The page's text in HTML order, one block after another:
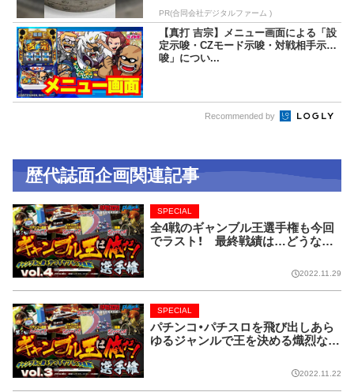
PR(合同会社デジタルファーム )
【真打 吉宗】メニュー画面による「設
定示唆・CZモード示唆・対戦相手示
唆」につい...
Recommended by
歴代誌面企画関連記事
全4戦のギャンブル王選手権も今回
でラスト！ 最終戦績は…どうな
SPECIAL
2022.11.29
パチンコ・パチスロを飛び出しあら
ゆるジャンルで王を決める熾烈な戦
SPECIAL
2022.11.22